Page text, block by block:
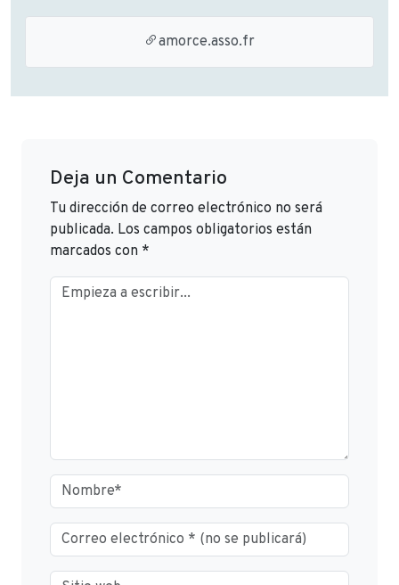
amorce.asso.fr
Deja un Comentario
Tu dirección de correo electrónico no será
publicada. Los campos obligatorios están
marcados con *